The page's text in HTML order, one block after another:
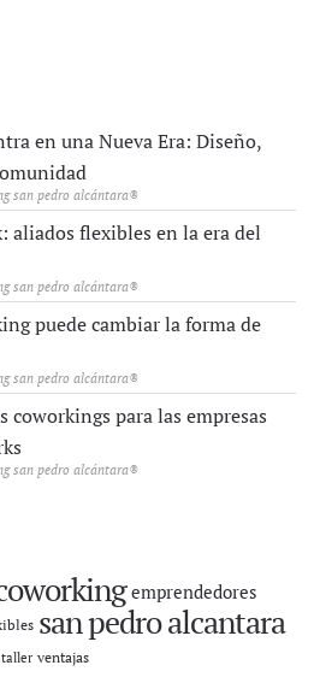
en una Nueva Era: Diseño,
san pedro alcántara®
aliados flexibles en la era del
san pedro alcántara®
puede cambiar la forma de
san pedro alcántara®
coworkings para las empresas
san pedro alcántara®
emprendedores
san pedro alcantara
taller ventajas